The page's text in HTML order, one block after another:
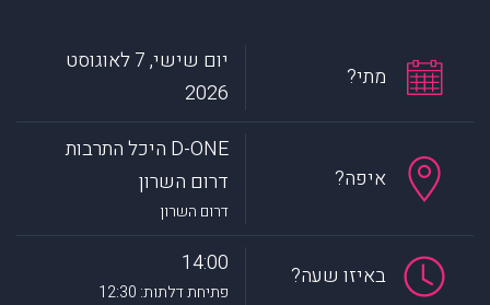
מתי?
יום שישי, 7 לאוגוסט
2026
איפה?
D-ONE היכל התרבות
דרום השרון
דרום השרון
באיזו שעה? 14:00
פתיחת דלתות: 12:30